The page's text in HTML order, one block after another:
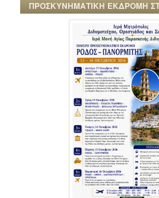
ΠΡΟΣΚΥΝΗΜΑΤΙΚΗ ΕΚΔΡΟΜΗ